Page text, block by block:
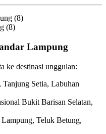
(8)
Lampung
ke destinasi unggulan:
Tanjung Setia, Labuhan
Bukit Barisan Selatan,
Lampung, Teluk Betung,